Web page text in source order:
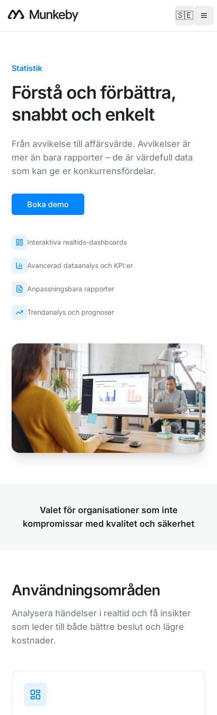
🇸🇪
Statistik
Förstå och förbättra,
snabbt och enkelt
Från avvikelse till affärsvärde. Avvikelser är
mer än bara rapporter – de är värdefull data
som kan ge er konkurrensfördelar.
Boka demo
Interaktiva realtids-dashboards
Avancerad dataanalys och KPI:er
Anpassningsbara rapporter
Trendanalys och prognoser
Valet för organisationer som inte
kompromissar med kvalitet och säkerhet
Användningsområden
Analysera händelser i realtid och få insikter
som leder till både bättre beslut och lägre
kostnader.